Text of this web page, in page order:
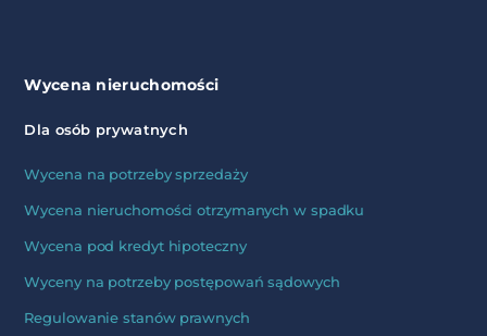
Wycena nieruchomości
Dla osób prywatnych
Wycena na potrzeby sprzedaży
Wycena nieruchomości otrzymanych w spadku
Wycena pod kredyt hipoteczny
Wyceny na potrzeby postępowań sądowych
Regulowanie stanów prawnych